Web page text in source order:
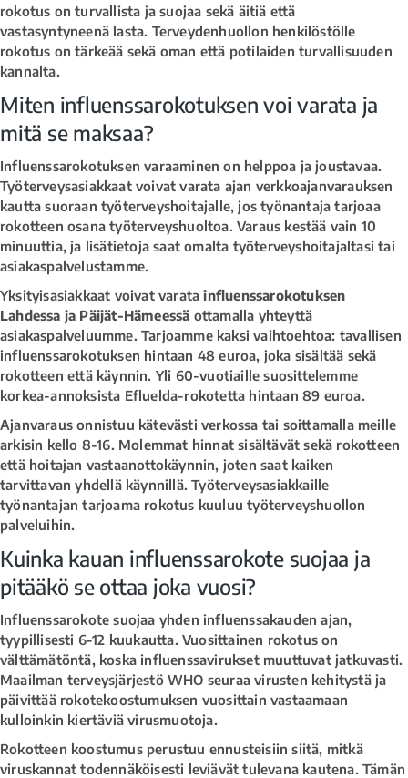
rokotus on turvallista ja suojaa sekä äitiä että
vastasyntyneenä lasta. Terveydenhuollon henkilöstölle
rokotus on tärkeää sekä oman että potilaiden turvallisuuden
kannalta.
Miten influenssarokotuksen voi varata ja
mitä se maksaa?
Influenssarokotuksen varaaminen on helppoa ja joustavaa.
Työterveysasiakkaat voivat varata ajan verkkoajanvarauksen
kautta suoraan työterveyshoitajalle, jos työnantaja tarjoaa
rokotteen osana työterveyshuoltoa. Varaus kestää vain 10
minuuttia, ja lisätietoja saat omalta työterveyshoitajaltasi tai
asiakaspalvelustamme.
Yksityisasiakkaat voivat varatainfluenssarokotuksen
Lahdessa ja Päijät-Hämeessä ottamalla yhteyttä
asiakaspalveluumme. Tarjoamme kaksi vaihtoehtoa: tavallisen
influenssarokotuksen hintaan 48 euroa, joka sisältää sekä
rokotteen että käynnin. Yli 60-vuotiaille suosittelemme
korkea-annoksista Efluelda-rokotetta hintaan 89 euroa.
Ajanvaraus onnistuu kätevästi verkossa tai soittamalla meille
arkisin kello 8-16. Molemmat hinnat sisältävät sekä rokotteen
että hoitajan vastaanottokäynnin, joten saat kaiken
tarvittavan yhdellä käynnillä. Työterveysasiakkaille
työnantajan tarjoama rokotus kuuluu työterveyshuollon
palveluihin.
Kuinka kauan influenssarokote suojaa ja
pitääkö se ottaa joka vuosi?
Influenssarokote suojaa yhden influenssakauden ajan,
tyypillisesti 6-12 kuukautta. Vuosittainen rokotus on
välttämätöntä, koska influenssavirukset muuttuvat jatkuvasti.
Maailman terveysjärjestö WHO seuraa virusten kehitystä ja
päivittää rokotekoostumuksen vuosittain vastaamaan
kulloinkin kiertäviä virusmuotoja.
Rokotteen koostumus perustuu ennusteisiin siitä, mitkä
viruskannat todennäköisesti leviävät tulevana kautena. Tämän